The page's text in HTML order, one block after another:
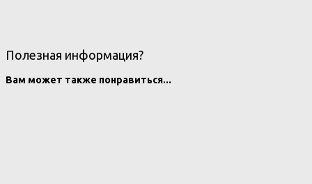
Полезная информация?
Вам может также понравиться...